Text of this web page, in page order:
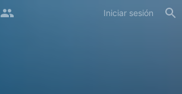
Iniciar sesión